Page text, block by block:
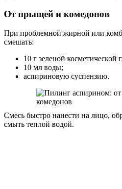
От прыщей и комедонов
При проблемной жирной или
смешать:
10 г зеленой косметической
10 мл воды;
аспириновую суспензию.
Смесь быстро нанести на лицо,
смыть теплой водой.